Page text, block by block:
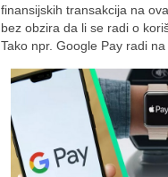
finansijskih transakcija na
bez obzira da li se radi o
Tako npr. Google Pay radi